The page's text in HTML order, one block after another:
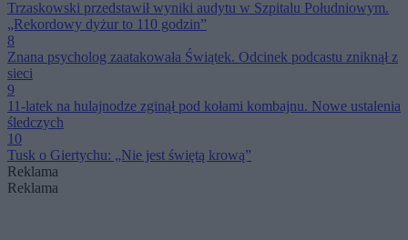
Trzaskowski przedstawił wyniki audytu w Szpitalu Południowym.
„Rekordowy dyżur to 110 godzin”
8
Znana psycholog zaatakowała Świątek. Odcinek podcastu zniknął z
sieci
9
11-latek na hulajnodze zginął pod kołami kombajnu. Nowe ustalenia
śledczych
10
Tusk o Giertychu: „Nie jest świętą krową”
Reklama
Reklama